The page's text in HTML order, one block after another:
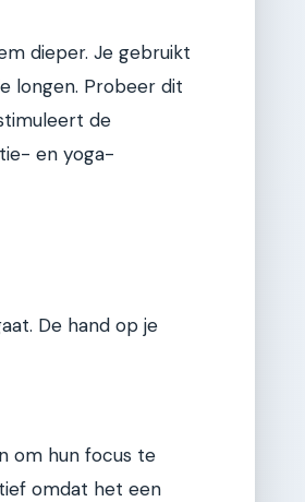
dieper. Je gebruikt
longen. Probeer dit
de
en yoga-
De hand op je
om hun focus te
omdat het een